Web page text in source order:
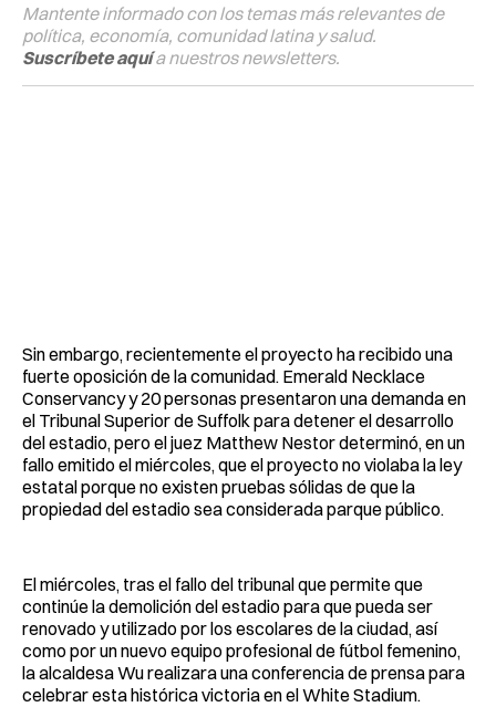
Mantente informado con los temas más relevantes de
política, economía, comunidad latina y salud.
Suscríbete aquía nuestros newsletters.
Sin embargo, recientemente el proyecto ha recibido una
fuerte oposición de la comunidad. Emerald Necklace
Conservancy y 20 personas presentaron una demanda en
el Tribunal Superior de Suffolk para detener el desarrollo
del estadio, pero el juez Matthew Nestor determinó, en un
fallo emitido el miércoles, que el proyecto no violaba la ley
estatal porque no existen pruebas sólidas de que la
propiedad del estadio sea considerada parque público.
El miércoles, tras el fallo del tribunal que permite que
continúe la demolición del estadio para que pueda ser
renovado y utilizado por los escolares de la ciudad, así
como por un nuevo equipo profesional de fútbol femenino,
la alcaldesa Wu realizara una conferencia de prensa para
celebrar esta histórica victoria en el White Stadium.